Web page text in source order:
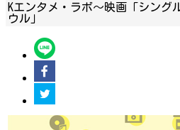
Kエンタメ・ラボ～映画「シング
ウル」